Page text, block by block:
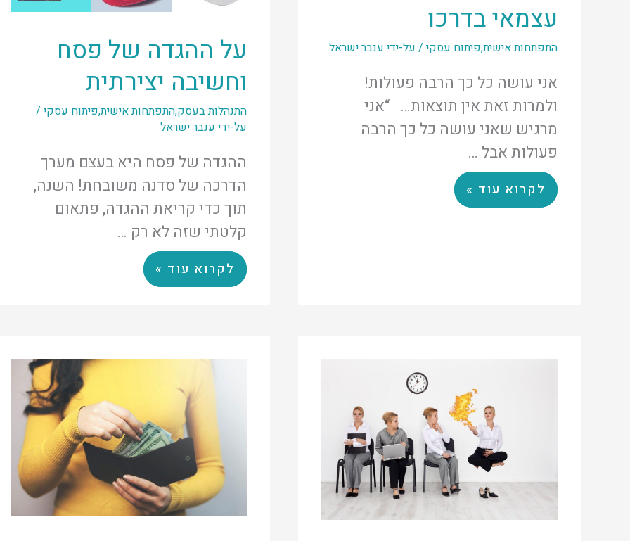
עצמאי בדרכו
התפתחות אישית,פיתוח עסקי / על-ידי ענבר ישראל
אני עושה כל כך הרבה פעולות!
ולמרות זאת אין תוצאות… “אני
מרגיש שאני עושה כל כך הרבה
פעולות אבל …
לקרוא עוד »
על ההגדה של פסח
וחשיבה יצירתית
התנהלות בעסק,התפתחות אישית,פיתוח עסקי /
על-ידי ענבר ישראל
ההגדה של פסח היא בעצם מערך
הדרכה של סדנה משובחת! השנה,
תוך כדי קריאת ההגדה, פתאום
קלטתי שזה לא רק …
לקרוא עוד »